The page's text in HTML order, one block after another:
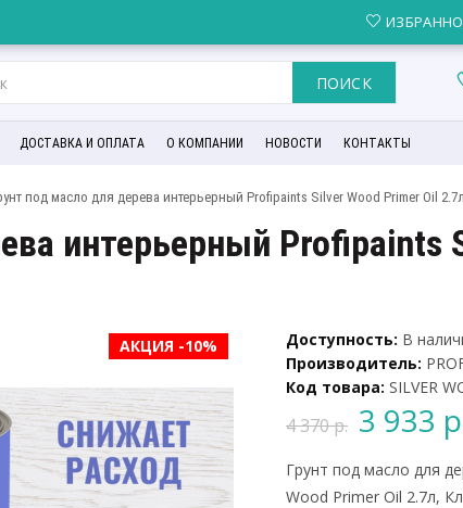
ПОИСК
ДОСТАВКА И ОПЛАТА О КОМПАНИИ НОВОСТИ КОНТАКТЫ
под масло для дерева интерьерный Profipaints Silver Wood Primer Oil
интерьерный Profipaints
АКЦИЯ -10% Доступность: В
Производитель:
Код товара: SILVER
4 370 р. 3 933
Грунт под масло для
Wood Primer Oil 2.7л,